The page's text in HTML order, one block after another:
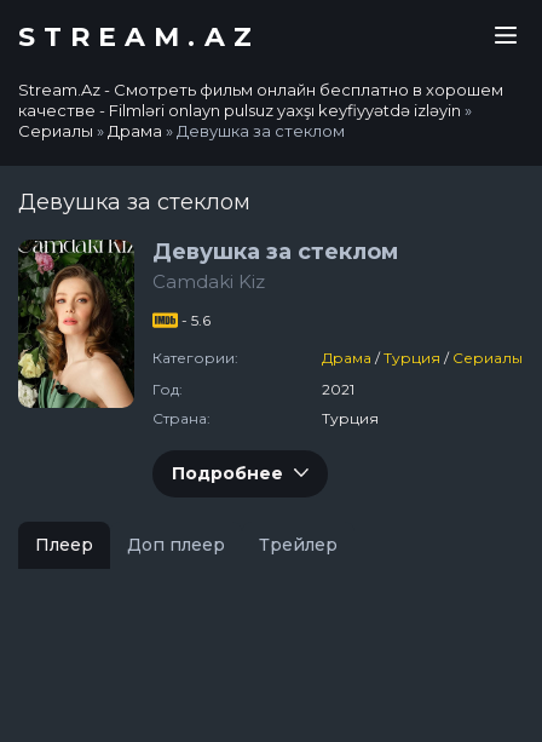
STREAM.AZ
Stream.Az - Смотреть фильм онлайн бесплатно в хорошем
качестве - Filmləri onlayn pulsuz yaxşı keyfiyyətdə izləyin »
Сериалы » Драма » Девушка за стеклом
Девушка за стеклом
Девушка за стеклом
Camdaki Kiz
- 5.6
Категории: Драма /Турция / Сериалы
Год:
2021
Страна:
Турция
Подробнее
Плеер Доп плеер Трейлер